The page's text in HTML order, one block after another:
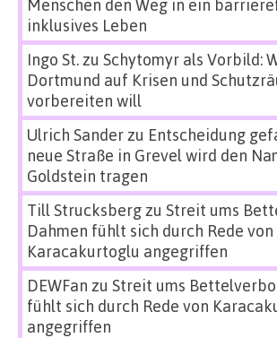
Menschen den Weg in ein
inklusives Leben
Ingo St.zu Schytomyr als Vorbild:
Dortmund auf Krisen und
vorbereiten will
Ulrich Sanderzu Entscheidung
neue Straße in Grevel wird den
Goldstein tragen
Till Strucksbergzu Streit ums
Dahmen fühlt sich durch Rede von
Karacakurtoglu angegriffen
DEWFan zu Streit ums
fühlt sich durch Rede von
angegriffen